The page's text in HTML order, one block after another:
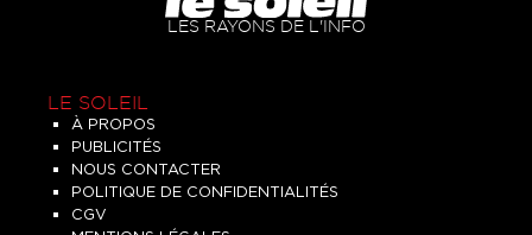
LES RAYONS DE L'INFO
LE SOLEIL
À PROPOS
PUBLICITÉS
NOUS CONTACTER
POLITIQUE DE CONFIDENTIALITÉS
CGV